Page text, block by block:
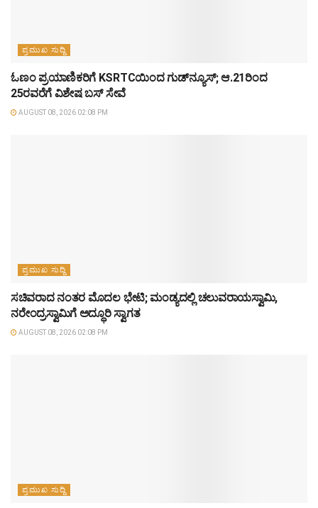
ಪ್ರಮುಖ ಸುದ್ದಿ
ಓಣಂ ಪ್ರಯಾಣಿಕರಿಗೆ KSRTCಯಿಂದ ಗುಡ್‌ನ್ಯೂಸ್; ಆ.21ರಿಂದ
25ರವರೆಗೆ ವಿಶೇಷ ಬಸ್ ಸೇವೆ
AUGUST 08, 2026 02:08 PM
ಪ್ರಮುಖ ಸುದ್ದಿ
ಸಚಿವರಾದ ನಂತರ ಮೊದಲ ಭೇಟಿ; ಮಂಡ್ಯದಲ್ಲಿ ಚಲುವರಾಯಸ್ವಾಮಿ,
ನರೇಂದ್ರಸ್ವಾಮಿಗೆ ಅದ್ಧೂರಿ ಸ್ವಾಗತ
AUGUST 08, 2026 02:08 PM
ಪ್ರಮುಖ ಸುದ್ದಿ